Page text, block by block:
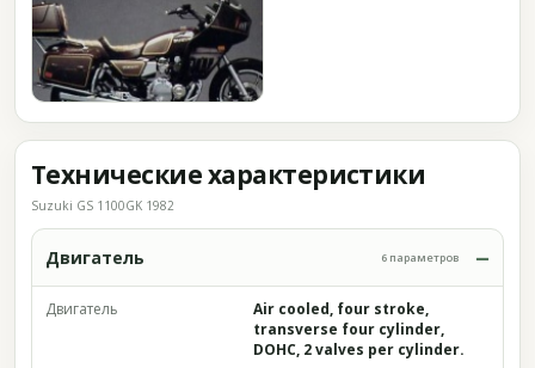
Технические характеристики
Suzuki GS 1100GK 1982
Двигатель 6 параметров
Двигатель
Air cooled, four stroke,
transverse four cylinder,
DOHC, 2 valves per cylinder.